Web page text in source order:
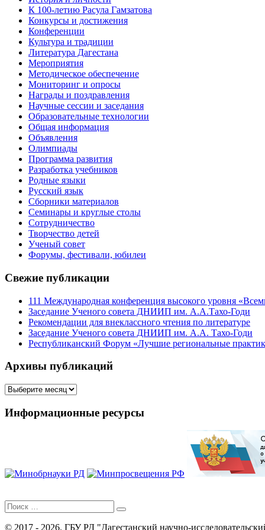
К 100-летию Расула Гамзатова
Конкурсы и достижения
Конференции
Культура и традиции
Литература Дагестана
Мероприятия
Методическое обеспечение
Мониторинг и опросы
Награды и поздравления
Научные сессии и заседания
Образовательные технологии
Общая информация
Объявления
Олимпиады
Программа развития
Разработка учебников
Родные языки
Русский язык
Сборники материалов
Семинары и круглые столы
Сотрудничество
Творчество детей
Ученый совет
Форумы, фестивали, юбилеи
Свежие публикации
111 Международная конференция высокого уровня
Заседание Ученого совета ДНИИП им. А.А.Тахо-Годи
Рекомендации для внеклассного чтения по литературе
Заседание Ученого совета ДНИИП им. А.А. Тахо-Годи
Республиканский Форум «Лучшие региональные
Архивы публикаций
Архивы
Информационные ресурсы
Поиск
для:
© 2017 - 2026. ГБУ РД "Дагестанский научно-